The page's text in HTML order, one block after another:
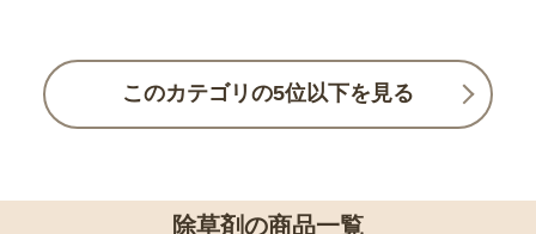
このカテゴリの5位以下を見る
除草剤の商品一覧